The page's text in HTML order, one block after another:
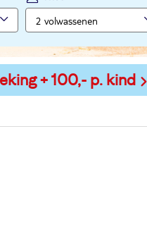
+ 100,- p. kind